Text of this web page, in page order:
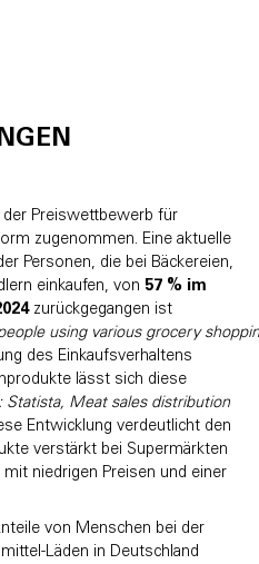
der Preiswettbewerb für
zugenommen. Eine aktuelle
Personen, die bei Bäckereien,
einkaufen, von 57 % im
zurückgegangen ist
using various grocery
des Einkaufsverhaltens
lässt sich diese
Statista, Meat sales distribution
Entwicklung verdeutlicht den
verstärkt bei Supermärkten
niedrigen Preisen und einer